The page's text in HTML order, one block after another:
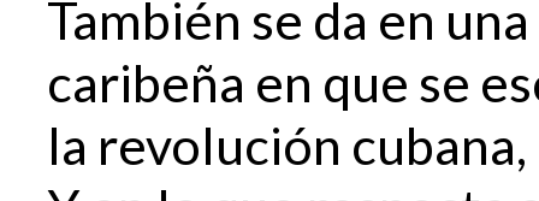
También se da en
caribeña en que se
la revolución